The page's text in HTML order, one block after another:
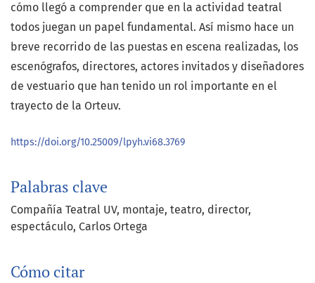
Palabras clave
Compañía Teatral UV montaje teatro director
espectáculo Carlos Ortega
Cómo citar
cómo llegó a comprender que en la actividad teatral
todos juegan un papel fundamental. Así mismo hace un
breve recorrido de las puestas en escena realizadas, los
escenógrafos, directores, actores invitados y diseñadores
de vestuario que han tenido un rol importante en el
trayecto de la Orteuv.
https://doi.org/10.25009/lpyh.vi68.3769